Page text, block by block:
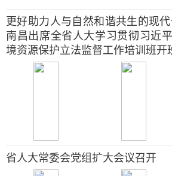
更好助力人与自然和谐共生的现
南昌出席全省人大学习贯彻习近
境资源保护立法监督工作培训班开
省人大常委会党组扩大会议召开